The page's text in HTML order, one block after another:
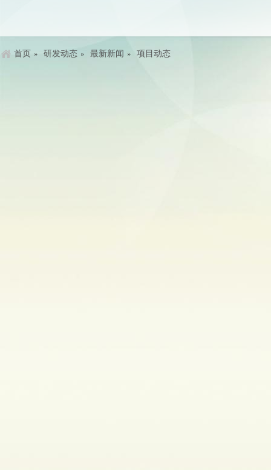
首页 » 研发动态 » 最新新闻 » 项目动态